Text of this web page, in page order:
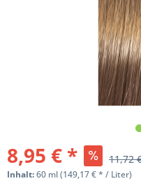
8,95 € * 11,72
Inhalt:60 ml(149,17 € * / Liter)